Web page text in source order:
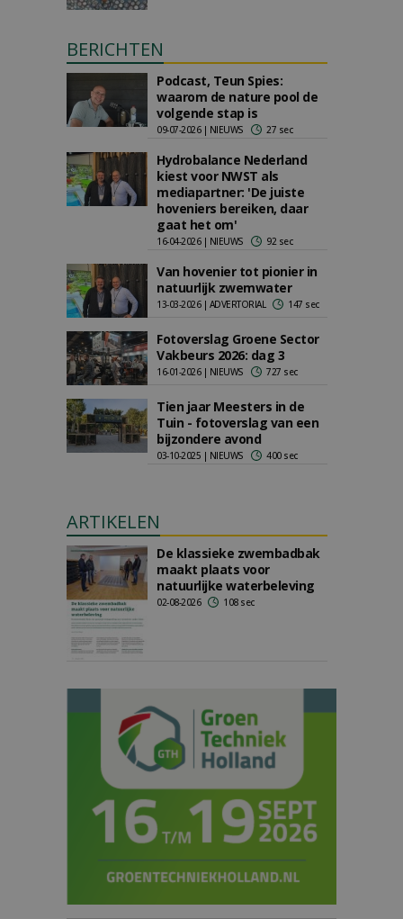
BERICHTEN
Podcast, Teun Spies:
waarom de nature pool de
volgende stap is
09-07-2026 | NIEUWS 27 sec
Hydrobalance Nederland
kiest voor NWST als
mediapartner: 'De juiste
hoveniers bereiken, daar
gaat het om'
16-04-2026 | NIEUWS 92 sec
Van hovenier tot pionier in
natuurlijk zwemwater
13-03-2026 | ADVERTORIAL 147 sec
Fotoverslag Groene Sector
Vakbeurs 2026: dag 3
16-01-2026 | NIEUWS 727 sec
Tien jaar Meesters in de
Tuin - fotoverslag van een
bijzondere avond
03-10-2025 | NIEUWS 400 sec
ARTIKELEN
De klassieke zwembadbak
maakt plaats voor
natuurlijke waterbeleving
02-08-2026 108 sec